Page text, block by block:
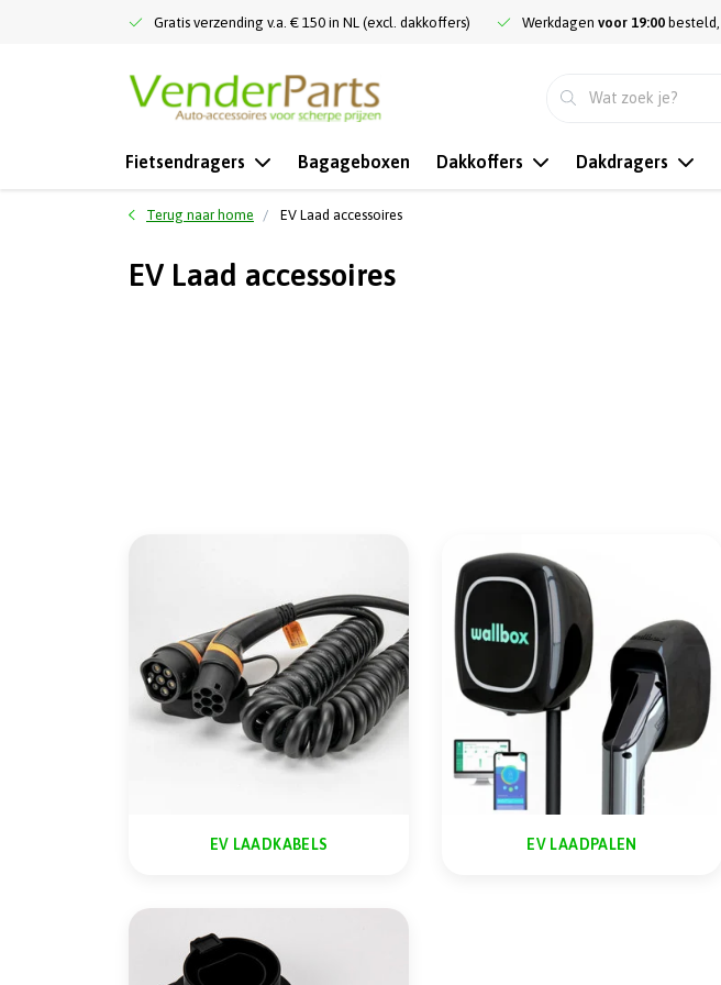
Gratis verzending v.a. € 150 in NL (excl. dakkoffers) Werkdagen voor 19:00 besteld,
Fietsendragers Bagageboxen Dakkoffers Dakdragers
Terug naar home EV Laad accessoires
EV Laad accessoires
EV LAADKABELS EV LAADPALEN